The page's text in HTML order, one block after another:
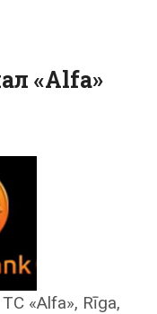
«Alfa»
«Alfa», Rīga,